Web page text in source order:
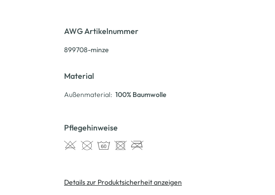
AWG Artikelnummer
899708-minze
Material
Außenmaterial: 100% Baumwolle
Pflegehinweise
Details zur Produktsicherheit anzeigen